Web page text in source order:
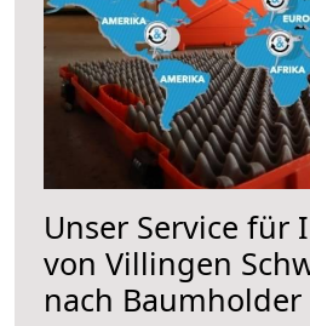
Unser Service für
von Villingen
nach Baumholder